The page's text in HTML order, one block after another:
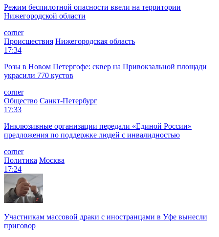
Режим беспилотной опасности ввели на территории
Нижегородской области
corner
Происшествия Нижегородская область
17:34
Розы в Новом Петергофе: сквер на Привокзальной площади
украсили 770 кустов
corner
Общество Санкт-Петербург
17:33
Инклюзивные организации передали «Единой России»
предложения по поддержке людей с инвалидностью
corner
Политика Москва
17:24
Участникам массовой драки с иностранцами в Уфе вынесли
приговор